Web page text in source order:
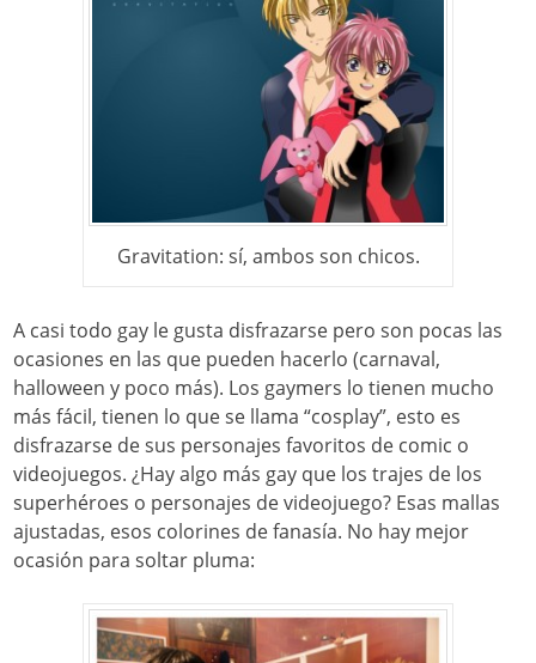
Gravitation: sí, ambos son chicos.
A casi todo gay le gusta disfrazarse pero son pocas las
ocasiones en las que pueden hacerlo (carnaval,
halloween y poco más). Los gaymers lo tienen mucho
más fácil, tienen lo que se llama “cosplay”, esto es
disfrazarse de sus personajes favoritos de comic o
videojuegos. ¿Hay algo más gay que los trajes de los
superhéroes o personajes de videojuego? Esas mallas
ajustadas, esos colorines de fanasía. No hay mejor
ocasión para soltar pluma: